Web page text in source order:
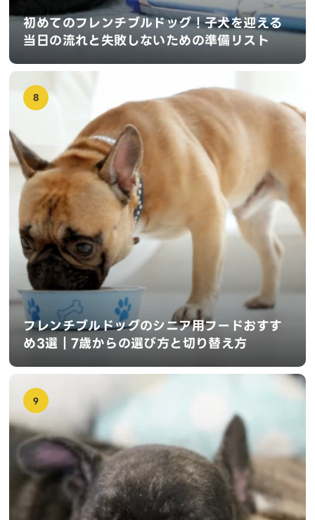
初めてのフレンチブルドッグ！子犬を迎える
当日の流れと失敗しないための準備リスト
8
フレンチブルドッグのシニア用フードおすす
め3選｜7歳からの選び方と切り替え方
9